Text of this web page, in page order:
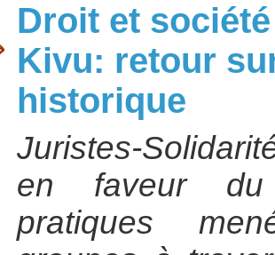
Droit et
Kivu: retour
historique
Juristes-
en faveur du
pratiques